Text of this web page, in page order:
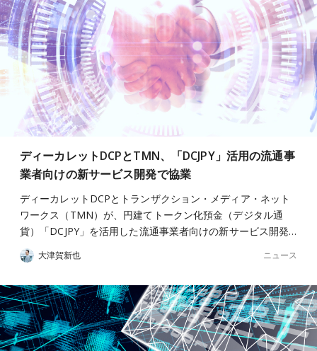
ディーカレットDCPとTMN、「DCJPY」活用の流通事
業者向けの新サービス開発で協業
ディーカレットDCPとトランザクション・メディア・ネット
ワークス（TMN）が、円建てトークン化預金（デジタル通
貨）「DCJPY」を活用した流通事業者向けの新サービス開発…
大津賀新也 ニュース